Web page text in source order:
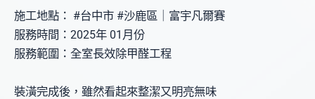
施工地點： #台中市 #沙鹿區｜富宇凡爾賽
服務時間：2025年 01月份
服務範圍：全室長效除甲醛工程
裝潢完成後，雖然看起來整潔又明亮無味